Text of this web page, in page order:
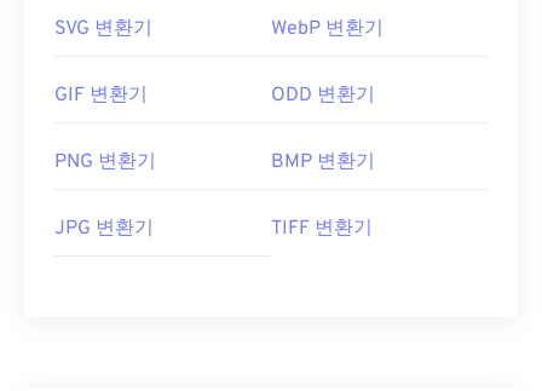
SVG 변환기 WebP 변환기
GIF 변환기 ODD 변환기
PNG 변환기 BMP 변환기
JPG 변환기 TIFF 변환기